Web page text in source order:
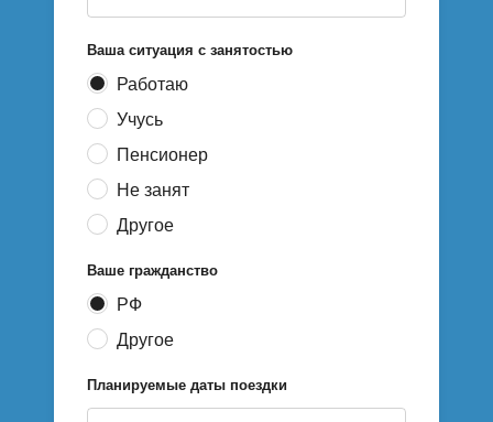
Ваша ситуация с занятостью
Работаю
Учусь
Пенсионер
Не занят
Другое
Ваше гражданство
РФ
Другое
Планируемые даты поездки